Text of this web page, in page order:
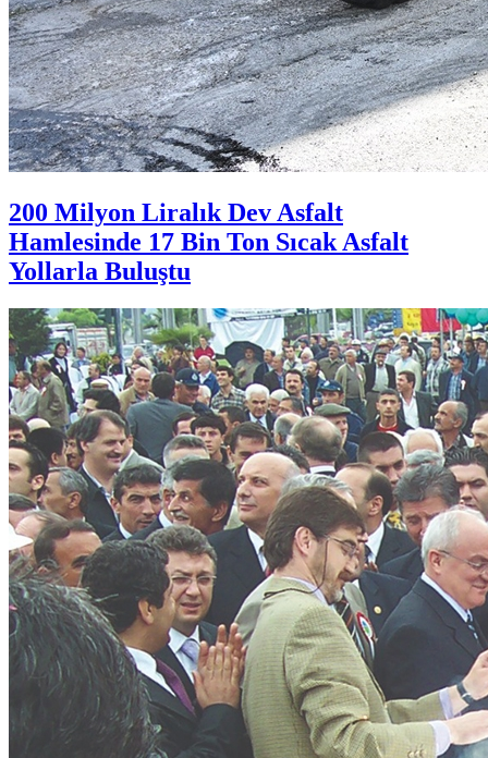
200 Milyon Liralık Dev Asfalt
Hamlesinde 17 Bin Ton Sıcak Asfalt
Yollarla Buluştu